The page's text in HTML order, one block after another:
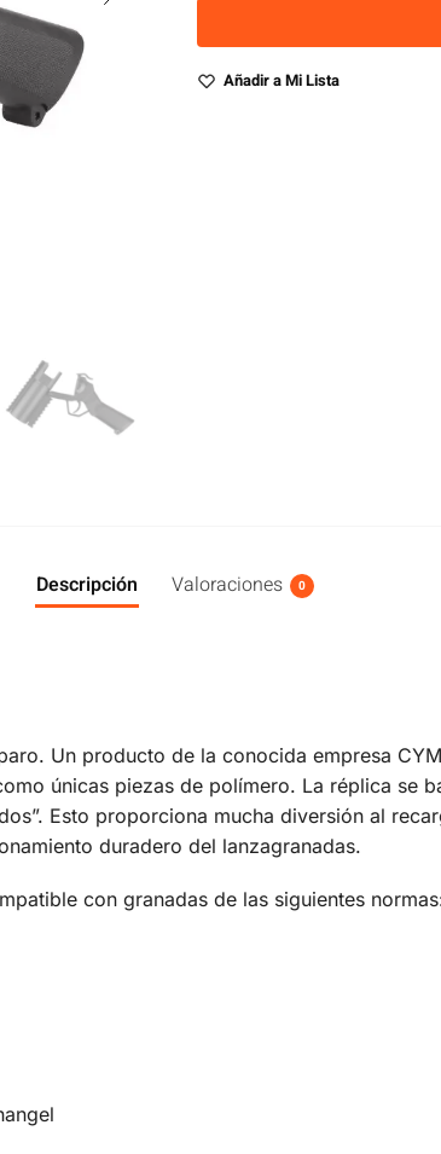
Añadir a Mi Lista
Descripción Valoraciones 0
Un producto de la conocida empresa
únicas piezas de polímero. La réplica se
Esto proporciona mucha diversión al
duradero del lanzagranadas.
con granadas de las siguientes